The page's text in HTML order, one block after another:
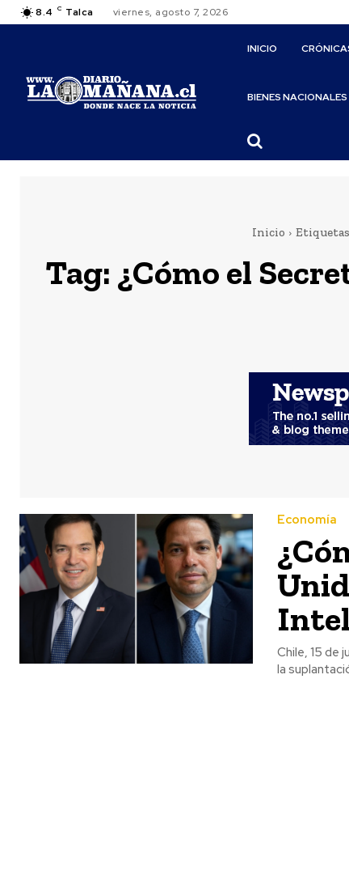
8.4 C Talca viernes, agosto 7, 2026
INICIO
BIENES NACIONALES
Inicio Etiquetas
Tag: ¿Cómo el
Economía
Chile, 15 de
la